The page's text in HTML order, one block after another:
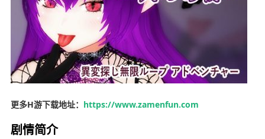
更多H游下载地址： https://www.zamenfun.com
剧情简介